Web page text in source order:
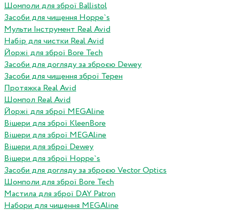
Шомполи для зброї Ballistol
Засоби для чищення Hoppe`s
Мульти Інструмент Real Avid
Набір для чистки Real Avid
Йоржі для зброї Bore Tech
Засоби для догляду за зброєю Dewey
Засоби для чищення зброї Терен
Протяжка Real Avid
Шомпол Real Avid
Йоржі для зброї MEGAline
Вішери для зброї KleenBore
Вішери для зброї MEGAline
Вішери для зброї Dewey
Вішери для зброї Hoppe`s
Засоби для догляду за зброєю Vector Optics
Шомполи для зброї Bore Tech
Мастила для зброї DAY Patron
Набори для чищення MEGAline